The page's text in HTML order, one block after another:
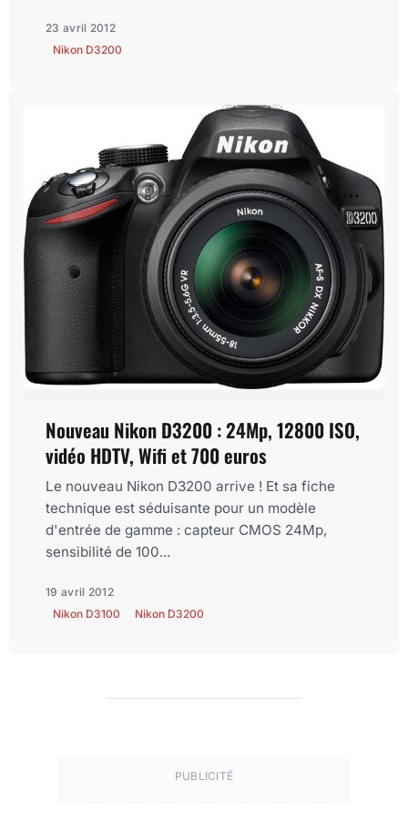
23 avril 2012
Nikon D3200
Nouveau Nikon D3200 : 24Mp, 12800 ISO,
vidéo HDTV, Wifi et 700 euros
Le nouveau Nikon D3200 arrive ! Et sa fiche
technique est séduisante pour un modèle
d'entrée de gamme : capteur CMOS 24Mp,
sensibilité de 100...
19 avril 2012
Nikon D3100
Nikon D3200
PUBLICITÉ